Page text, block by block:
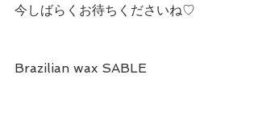
今しばらくお待ちくださいね♡
Brazilian wax SABLE